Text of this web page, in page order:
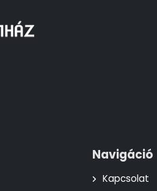
Navigáció
Kapcsolat